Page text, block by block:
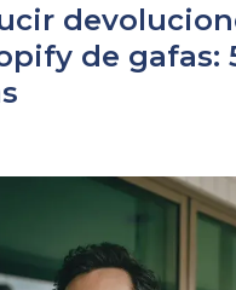
de gafas: